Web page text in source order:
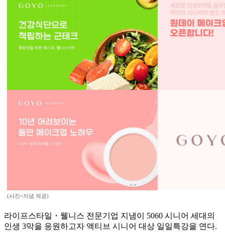
(사진=지냄 제공)
라이프스타일・웰니스 전문기업 지냄이 5060 시니어 세대의
인생 3막을 응원하고자 액티브 시니어 대상 일일특강을 연다.